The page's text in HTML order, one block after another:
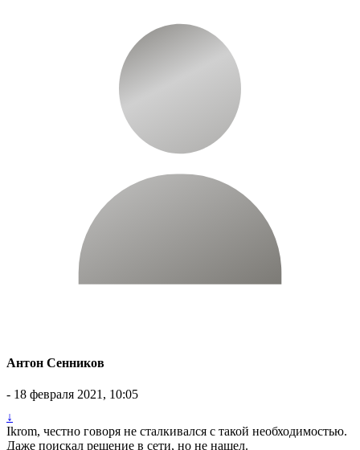
Антон Сенников
- 18 февраля 2021, 10:05
↓
Ikrom, честно говоря не сталкивался с такой необходимостью.
Даже поискал решение в сети, но не нашел.